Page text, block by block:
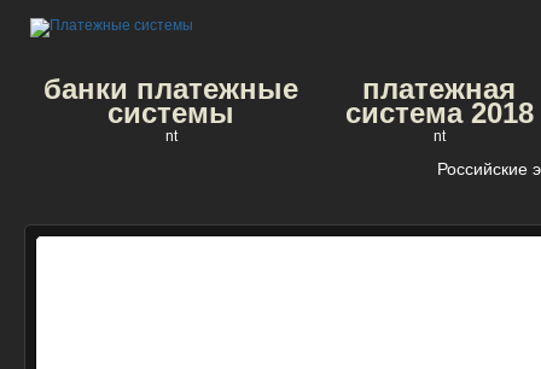
банки платежные
системы
nt
платежная
система 2018
nt
Российские